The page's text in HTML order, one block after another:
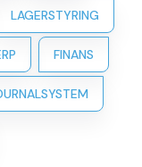
LAGERSTYRING
FINANS